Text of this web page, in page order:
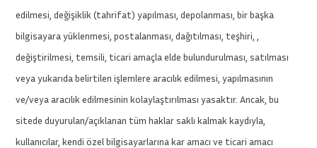
edilmesi, değişiklik (tahrifat) yapılması, depolanması, bir başka
bilgisayara yüklenmesi, postalanması, dağıtılması, teşhiri, ,
değiştirilmesi, temsili, ticari amaçla elde bulundurulması, satılması
veya yukarıda belirtilen işlemlere aracılık edilmesi, yapılmasının
ve/veya aracılık edilmesinin kolaylaştırılması yasaktır. Ancak, bu
sitede duyurulan/açıklanan tüm haklar saklı kalmak kaydıyla,
kullanıcılar, kendi özel bilgisayarlarına kar amacı ve ticari amacı